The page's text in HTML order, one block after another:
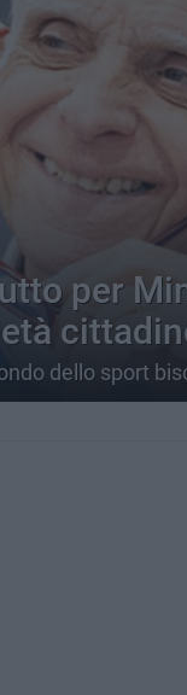
per
dello sport